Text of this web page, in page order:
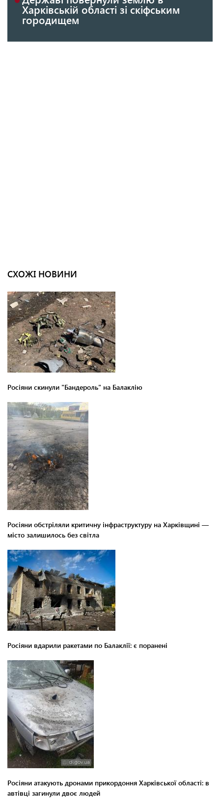
Харківській області зі скіфським
городищем
СХОЖІ НОВИНИ
Росіяни скинули "Бандероль" на Балаклію
Росіяни обстріляли критичну інфраструктуру на Харківщині —
місто залишилось без світла
Росіяни вдарили ракетами по Балаклії: є поранені
Росіяни атакують дронами прикордоння Харківської області: в
автівці загинули двоє людей